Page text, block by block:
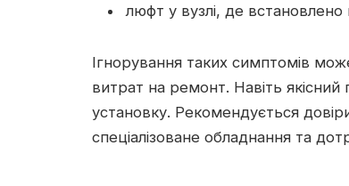
люфт у вузлі, де встановлено
Ігнорування таких симптомів
витрат на ремонт. Навіть
установку. Рекомендується
спеціалізоване обладнання та